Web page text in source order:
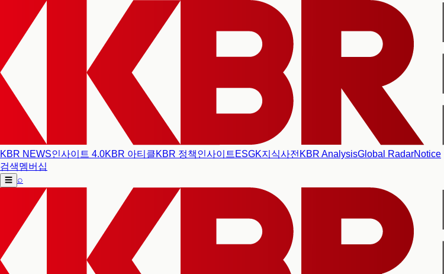
KBR NEWS인사이트 4.0KBR 아티클KBR 정책인사이트 ESGK지식사전 KBR AnalysisGlobal RadarNotice
검색멤버십
☰ ⌕